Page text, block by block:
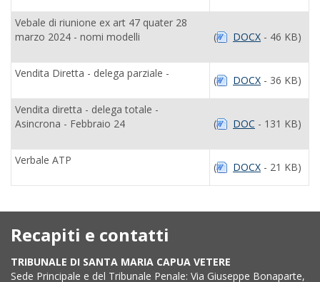
Vebale di riunione ex art 47 quater 28
marzo 2024 - nomi modelli
( DOCX - 46 KB)
Vendita Diretta - delega parziale -
( DOCX - 36 KB)
Vendita diretta - delega totale -
Asincrona - Febbraio 24
( DOC - 131 KB)
Verbale ATP
( DOCX - 21 KB)
Recapiti e contatti
TRIBUNALE DI SANTA MARIA CAPUA VETERE
Sede Principale e del Tribunale Penale: Via Giuseppe Bonaparte,